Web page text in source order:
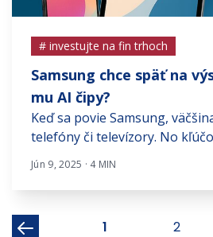
# investujte na fin trhoch
Samsung chce späť na
mu AI čipy?
Keď sa povie Samsung,
telefóny či televízory. No
Jún 9, 2025 · 4 MIN
1 2